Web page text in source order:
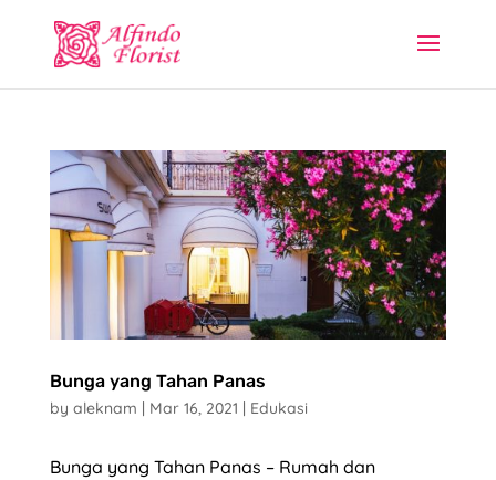
Bunga yang Tahan Panas
by aleknam | Mar 16, 2021 | Edukasi
Bunga yang Tahan Panas – Rumah dan